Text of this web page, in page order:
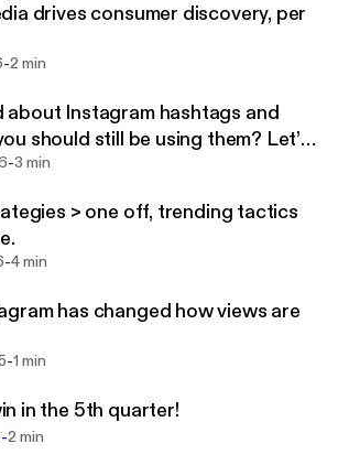
drives consumer discovery, per
-2 min
about Instagram hashtags and
should still be using them? Let’s
-3 min
> one off, trending tactics
-4 min
has changed how views are
-1 min
in the 5th quarter!
-2 min